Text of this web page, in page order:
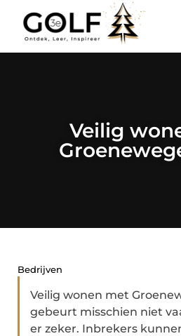
Veilig
Bedrijven
Veilig wonen met
gebeurt misschien niet
er zeker. Inbrekers